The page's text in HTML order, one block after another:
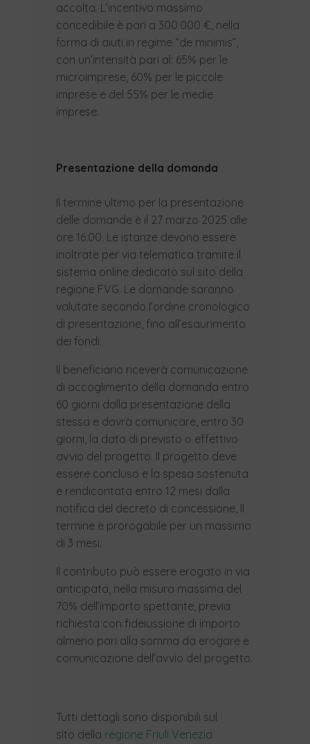
accolta. L’incentivo massimo
concedibile è pari a 300.000 €, nella
forma di aiuti in regime “de minimis”,
con un’intensità pari al: 65% per le
microimprese, 60% per le piccole
imprese e del 55% per le medie
imprese.
Presentazione della domanda
Il termine ultimo per la presentazione
delle domande è il 27 marzo 2025 alle
ore 16:00. Le istanze devono essere
inoltrate per via telematica tramite il
sistema online dedicato sul sito della
regione FVG. Le domande saranno
valutate secondo l’ordine cronologico
di presentazione, fino all’esaurimento
dei fondi.
Il beneficiario riceverà comunicazione
di accoglimento della domanda entro
60 giorni dalla presentazione della
stessa e dovrà comunicare, entro 30
giorni, la data di previsto o effettivo
avvio del progetto. Il progetto deve
essere concluso e la spesa sostenuta
e rendicontata entro 12 mesi dalla
notifica del decreto di concessione, Il
termine è prorogabile per un massimo
di 3 mesi.
Il contributo può essere erogato in via
anticipata, nella misura massima del
70% dell’importo spettante, previa
richiesta con fideiussione di importo
almeno pari alla somma da erogare e
comunicazione dell’avvio del progetto.
Tutti dettagli sono disponibili sul
sito della regione Friuli Venezia